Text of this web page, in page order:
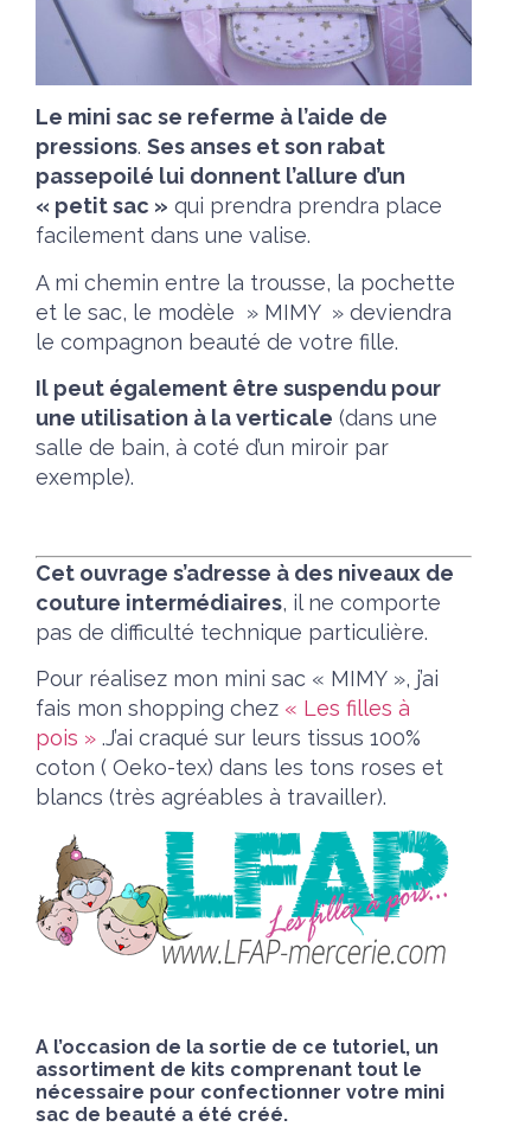
Le mini sac se referme à l’aide de
pressions. Ses anses et son rabat
passepoilé lui donnent l’allure d’un
« petit sac » qui prendra prendra place
facilement dans une valise.
A mi chemin entre la trousse, la pochette
et le sac, le modèle » MIMY » deviendra
le compagnon beauté de votre fille.
Il peut également être suspendu pour
une utilisation à la verticale (dans une
salle de bain, à coté d’un miroir par
exemple).
Cet ouvrage s’adresse à des niveaux de
couture intermédiaires, il ne comporte
pas de difficulté technique particulière.
Pour réalisez mon mini sac « MIMY », j’ai
fais mon shopping chez « Les filles à
pois » .J’ai craqué sur leurs tissus 100%
coton ( Oeko-tex) dans les tons roses et
blancs (très agréables à travailler).
A l’occasion de la sortie de ce tutoriel, un
assortiment de kits comprenant tout le
nécessaire pour confectionner votre mini
sac de beauté a été créé.